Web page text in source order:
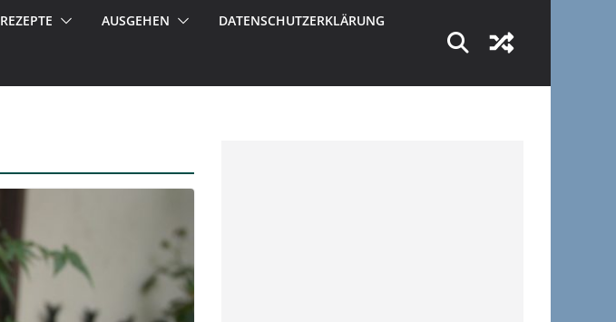
REZEPTE AUSGEHEN DATENSCHUTZERKLÄRUNG